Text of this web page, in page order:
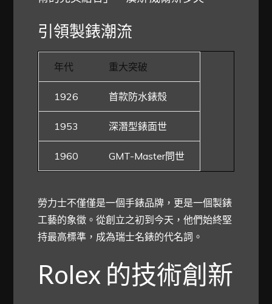
引領製錶潮流
年代 重大突破
1926 首款防水錶殼
1953 深潛型錶面世
1960 GMT-Master問世
勞力士不僅僅是一個手錶品牌，更是一個製錶
工藝的象徵。從創立之初到今天，他們始終堅
持最高標準，成為瑞士名錶的代名詞。
Rolex 的技術創新